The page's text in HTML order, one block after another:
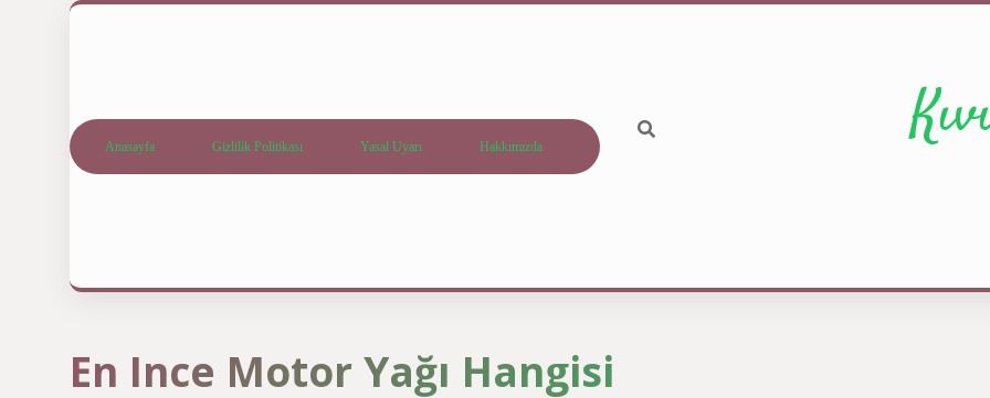
Anasayfa Gizlilik Politikası Yasal Uyarı Hakkımızda
En Ince Motor Yağı Hangisi